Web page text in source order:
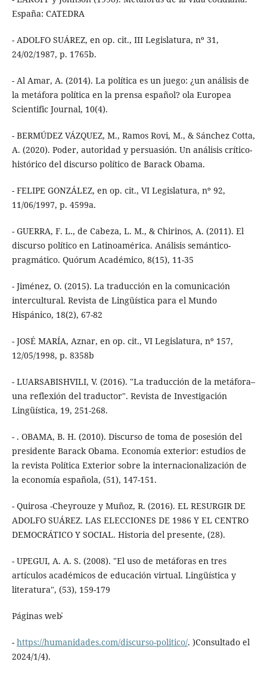
España: CATEDRA
- ADOLFO SUÁREZ, en op. cit., III Legislatura, nº 31,
24/02/1987, p. 1765b.
- Al Amar, A. (2014). La política es un juego: ¿un análisis de
la metáfora política en la prensa español? ola Europea
Scientific Journal, 10(4).
- BERMÚDEZ VÁZQUEZ, M., Ramos Rovi, M., & Sánchez Cotta,
A. (2020). Poder, autoridad y persuasión. Un análisis crítico-
- FELIPE GONZÁLEZ, en op. cit., VI Legislatura, nº 92,
11/06/1997, p. 4599a.
- GUERRA, F. L., de Cabeza, L. M., & Chirinos, A. (2011). El
discurso político en Latinoamérica. Análisis semántico-
pragmático. Quórum Académico, 8(15), 11-35
- Jiménez, O. (2015). La traducción en la comunicación
intercultural. Revista de Lingüística para el Mundo
Hispánico, 18(2), 67-82
- JOSÉ MARÍA, Aznar, en op. cit., VI Legislatura, nº 157,
12/05/1998, p. 8358b
- LUARSABISHVILI, V. (2016). ″La traducción de la metáfora–
una reflexión del traductor″. Revista de Investigación
- .‏ OBAMA, B. H. (2010). Discurso de toma de posesión del
presidente Barack Obama. Economía exterior: estudios de
la revista Política Exterior sobre la internacionalización de
la economía española, (51), 147-151.
- Quirosa -Cheyrouze y Muñoz, R. (2016). EL RESURGIR DE
ADOLFO SUÁREZ. LAS ELECCIONES DE 1986 Y EL CENTRO
- UPEGUI, A. A. S. (2008). ″El uso de metáforas en tres
artículos académicos de educación virtual. Lingüística y
literatura″, (53), 159-179
Páginas web˸
- https://humanidades.com/discurso-politico/. )Consultado el
2024/1/4).